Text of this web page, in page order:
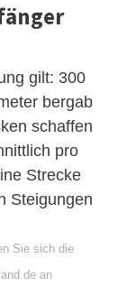
gilt: 300
bergab
schaffen
pro
Strecke
Steigungen
Sie sich die
an